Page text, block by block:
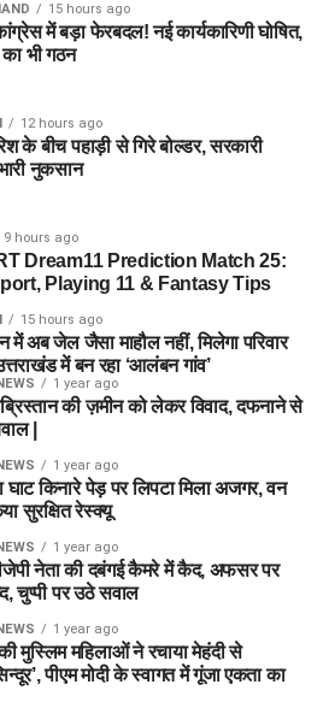
15 hours ago
में बड़ा फेरबदल! नई कार्यकारिणी घोषित,
का भी गठन
12 hours ago
के बीच पहाड़ी से गिरे बोल्डर, सरकारी
नुकसान
9 hours ago
Dream11 Prediction Match 25:
Playing 11 & Fantasy Tips
15 hours ago
में अब जेल जैसा माहौल नहीं, मिलेगा परिवार
में बन रहा ‘आलंबन गांव’
1 year ago
की ज़मीन को लेकर विवाद, दफनाने से
|
1 year ago
घाट किनारे पेड़ पर लिपटा मिला अजगर, वन
सुरक्षित रेस्क्यू
1 year ago
बीजेपी नेता की दबंगई कैमरे में कैद, अफसर पर
चुप्पी पर उठे सवाल
1 year ago
मुस्लिम महिलाओं ने रचाया मेहंदी से
पीएम मोदी के स्वागत में गूंजा एकता का